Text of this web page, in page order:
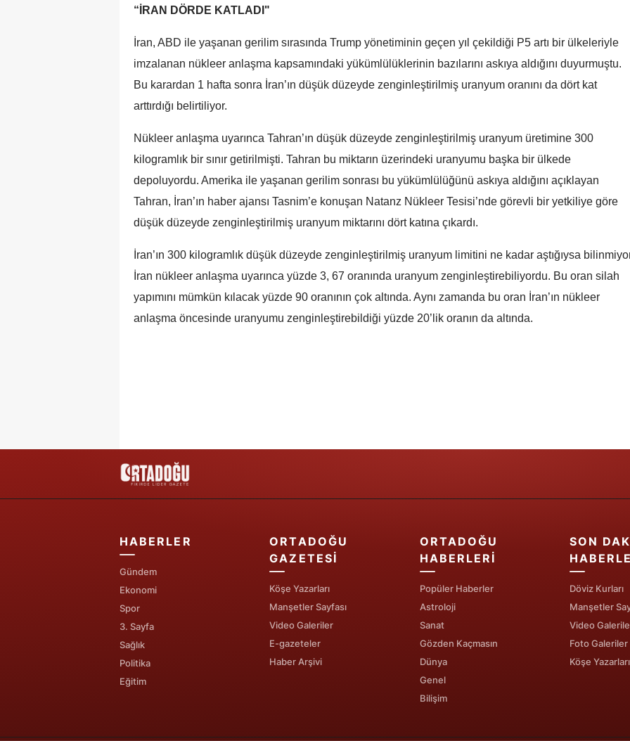
Ordu
Rize
Samsun
Siirt
Sivas
Tekirdağ
Tokat
Trabzon
Yozgat
Bayburt
Karaman
Kırıkkale
Batman
Bartın
“İRAN DÖRDE KATLADI"
İran, ABD ile yaşanan gerilim sırasında Trump yönetiminin geçen yıl çekildiği P5 artı bir ülkeleriyle
imzalanan nükleer anlaşma kapsamındaki yükümlülüklerinin bazılarını askıya aldığını duyurmuştu.
Bu karardan 1 hafta sonra İran’ın düşük düzeyde zenginleştirilmiş uranyum oranını da dört kat
arttırdığı belirtiliyor.
Nükleer anlaşma uyarınca Tahran’ın düşük düzeyde zenginleştirilmiş uranyum üretimine 300
kilogramlık bir sınır getirilmişti. Tahran bu miktarın üzerindeki uranyumu başka bir ülkede
depoluyordu. Amerika ile yaşanan gerilim sonrası bu yükümlülüğünü askıya aldığını açıklayan
Tahran, İran’ın haber ajansı Tasnim’e konuşan Natanz Nükleer Tesisi’nde görevli bir yetkiliye göre
düşük düzeyde zenginleştirilmiş uranyum miktarını dört katına çıkardı.
İran’ın 300 kilogramlık düşük düzeyde zenginleştirilmiş uranyum limitini ne kadar aştığıysa
İran nükleer anlaşma uyarınca yüzde 3, 67 oranında uranyum zenginleştirebiliyordu. Bu oran silah
yapımını mümkün kılacak yüzde 90 oranının çok altında. Aynı zamanda bu oran İran’ın nükleer
anlaşma öncesinde uranyumu zenginleştirebildiği yüzde 20’lik oranın da altında.
HABERLER
Gündem
Ekonomi
Spor
3. Sayfa
Sağlık
Politika
Eğitim
ORTADOĞU
GAZETESI
Köşe Yazarları
Manşetler Sayfası
Video Galeriler
E-gazeteler
Haber Arşivi
ORTADOĞU
HABERLERI
Popüler Haberler
Astroloji
Sanat
Gözden Kaçmasın
Dünya
Genel
Bilişim
SON
Döviz Kurları
Manşetler
Video
Foto Galeriler
Köşe Yazarları